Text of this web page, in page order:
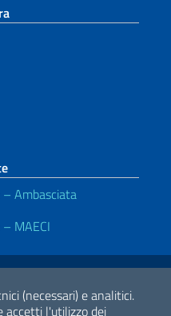
(necessari) e analitici.
accetti l'utilizzo dei
Ambasciata
MAECI